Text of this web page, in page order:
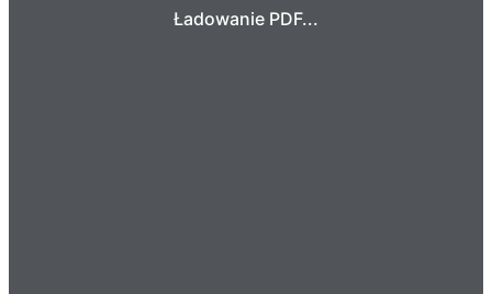
Ładowanie PDF...